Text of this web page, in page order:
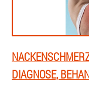
DIAGNOSE,